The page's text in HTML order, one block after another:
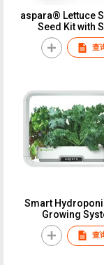
aspara® Lettuce
Seed Kit with
Capsules and
查
Smart
Growing
查